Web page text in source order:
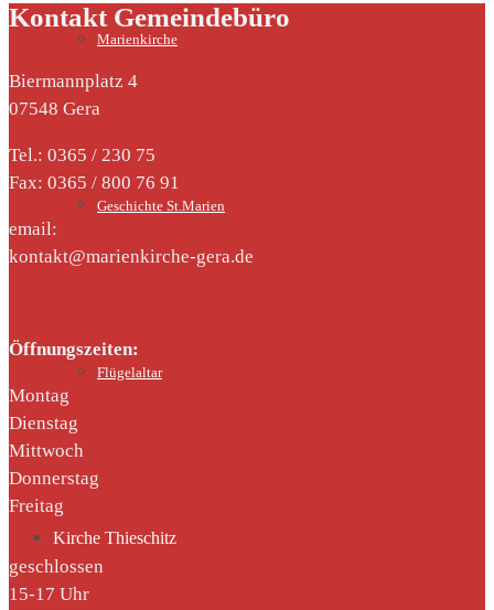
Marienkirche
Geschichte St.Marien
Flügelaltar
Kirche Thieschitz
Kontakt Gemeindebüro
Biermannplatz 4
07548 Gera
Tel.: 0365 / 230 75
Fax: 0365 / 800 76 91
email:
kontakt@marienkirche-gera.de
Öffnungszeiten:
Montag
Dienstag
Mittwoch
Donnerstag
Freitag
geschlossen
15-17 Uhr